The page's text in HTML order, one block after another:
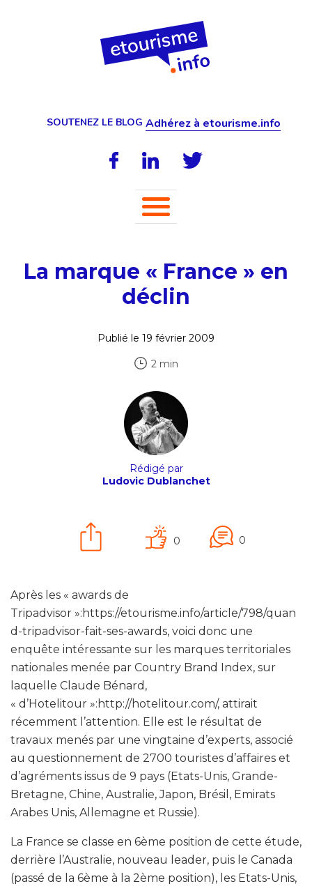
SOUTENEZ LE BLOG Adhérez à etourisme.info
La marque « France » en
déclin
Publié le 19 février 2009
2 min
Rédigé par
Ludovic Dublanchet
0 0
Après les « awards de
Tripadvisor »:https://etourisme.info/article/798/quan
d-tripadvisor-fait-ses-awards, voici donc une
enquête intéressante sur les marques territoriales
nationales menée par Country Brand Index, sur
laquelle Claude Bénard,
« d’Hotelitour »:http://hotelitour.com/, attirait
récemment l’attention. Elle est le résultat de
travaux menés par une vingtaine d’experts, associé
au questionnement de 2700 touristes d’affaires et
d’agréments issus de 9 pays (Etats-Unis, Grande-
Bretagne, Chine, Australie, Japon, Brésil, Emirats
Arabes Unis, Allemagne et Russie).
La France se classe en 6ème position de cette étude,
derrière l’Australie, nouveau leader, puis le Canada
(passé de la 6ème à la 2ème position), les Etats-Unis,